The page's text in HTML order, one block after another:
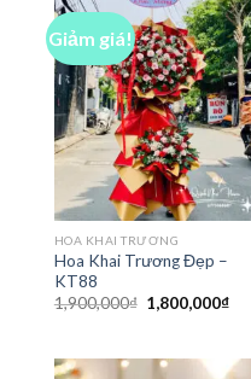
Giảm giá!
HOA KHAI TRƯƠNG
Hoa Khai Trương Đẹp –
KT88
1,900,000₫ Giá
gốc
1,800,000₫Giá